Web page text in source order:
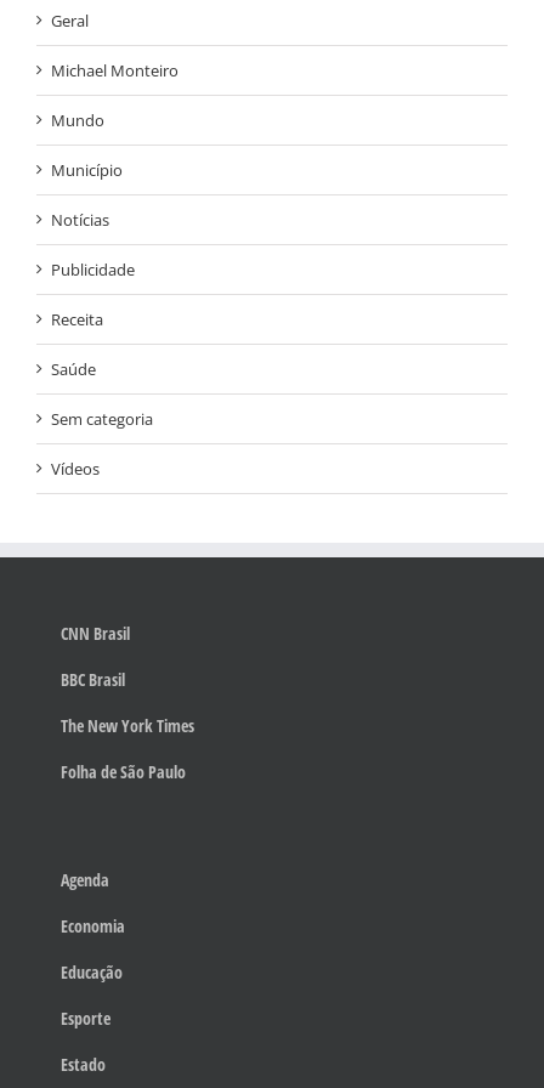
Geral
Michael Monteiro
Mundo
Município
Notícias
Publicidade
Receita
Saúde
Sem categoria
Vídeos
CNN Brasil
BBC Brasil
The New York Times
Folha de São Paulo
Agenda
Economia
Educação
Esporte
Estado